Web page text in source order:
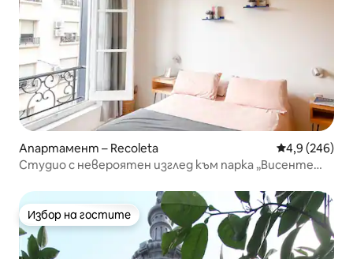
Апартамент – Recoleta Средна
4,9 (246)
Студио с невероятен изглед към парка „Висенте
Избор на гостите
Избор на гостите